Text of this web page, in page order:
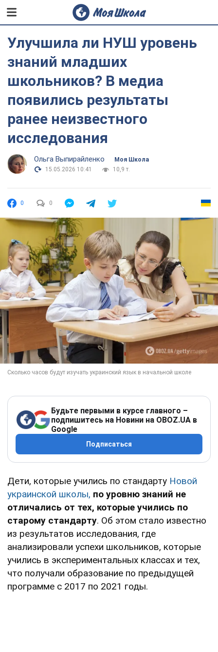
Улучшила ли НУШ уровень
знаний младших
школьников? В медиа
появились результаты
ранее неизвестного
исследования
Ольга Выпирайленко
Моя Школа
15.05.2026 10:41
10,9 т.
0 0
Будьте первыми в курсе главного –
подпишитесь на Новини на OBOZ.UA в
Google
Подписаться
Дети, которые учились по стандарту Новой
украинской школы, по уровню знаний не
отличались от тех, которые учились по
старому стандарту. Об этом стало известно
из результатов исследования, где
анализировали успехи школьников, которые
учились в экспериментальных классах и тех,
что получали образование по предыдущей
программе с 2017 по 2021 годы.